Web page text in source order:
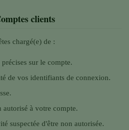
clients
chargé(e) de :
sur le compte.
de vos identifiants de connexion.
autorisé à votre compte.
suspectée d'être non autorisée.